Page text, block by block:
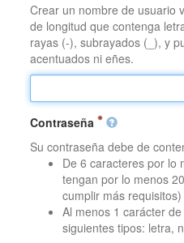
Crear un nombre de usuario
de longitud que contenga
rayas (-), subrayados (_), y
acentuados ni eñes.
Contraseña
Su contraseña debe de
De 6 caracteres por lo
tengan por lo menos
cumplir más requisitos)
Al menos 1 carácter
siguientes tipos: letra,